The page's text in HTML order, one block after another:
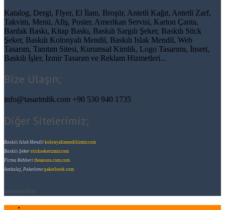
Katalog, Dergi, Flyer, El İlanı, Broşür, Antetli Kağıt, Antetli Zarf,
Takvim, Menü, Afiş, Poster, Amerikan Servisi, Karton Çanta,
Bardak Baskı, Kitap Baskı, Baskılı Sargılı Şeker, Baskılı Stick
Şeker, Baskılı Kolonyalı Mendil, Baskılı Islak Mendil, Web
Tasarım, Tanıtım Sitesi, Kurumsal Kimlik, Logo Tasarımı, İnsert,
Baskılı İşler, İzmir Tasarım ve Reklam Hizmetleri...
Bize Ulaşın;
info@tasarimlik.com +90 530 940 1735
Diğer Sitelerimiz;
Baskılı Islak Mendil kolonyalimendilizmir.com
Baskılı Şeker sticksekerizmir.com
Firma Rehberi theanons.com .com
Ambalaj, Paketleme paketlesek .com
Google’da Öner;